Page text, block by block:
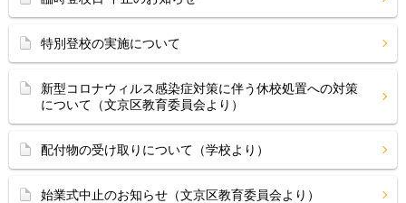
特別登校の実施について
新型コロナウィルス感染症対策に伴う休校処置への対策
について（文京区教育委員会より）
配付物の受け取りについて（学校より）
始業式中止のお知らせ（文京区教育委員会より）